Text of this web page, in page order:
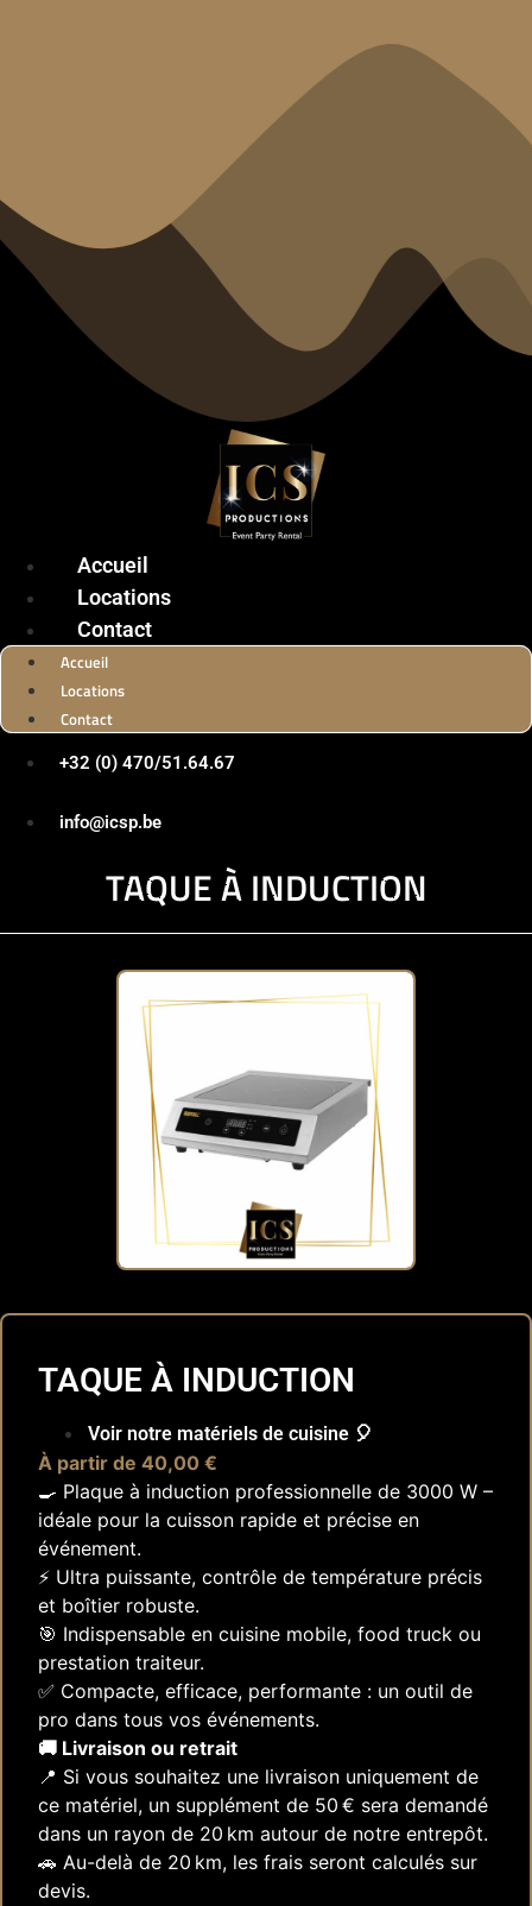
Accueil
Locations
Contact
Accueil
Locations
Contact
+32 (0) 470/51.64.67
info@icsp.be
TAQUE À INDUCTION
TAQUE À INDUCTION
Voir notre matériels de cuisine 🎈
À partir de 40,00 €
🍳 Plaque à induction professionnelle de 3000 W –
idéale pour la cuisson rapide et précise en
événement.
⚡ Ultra puissante, contrôle de température précis
et boîtier robuste.
🎯 Indispensable en cuisine mobile, food truck ou
prestation traiteur.
✅ Compacte, efficace, performante : un outil de
pro dans tous vos événements.
🚚 Livraison ou retrait
📍 Si vous souhaitez une livraison uniquement de
ce matériel, un supplément de 50 € sera demandé
dans un rayon de 20 km autour de notre entrepôt.
🚗 Au-delà de 20 km, les frais seront calculés sur
devis.